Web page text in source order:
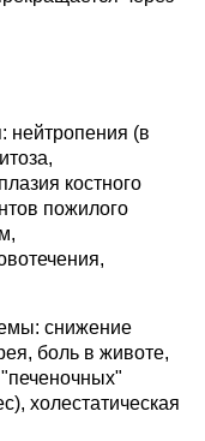
нейтропения (в
костного
пожилого
снижение
боль в животе,
холестатическая